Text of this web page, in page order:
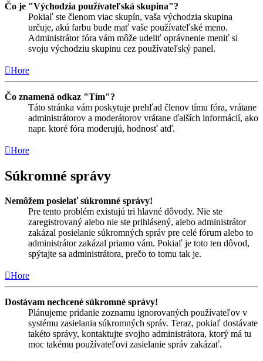
Čo je "Východzia používateľská skupina"?
Pokiaľ ste členom viac skupín, vaša východzia skupina
určuje, akú farbu bude mať vaše používateľské meno.
Administrátor fóra vám môže udeliť oprávnenie meniť si
svoju východziu skupinu cez používateľský panel.
Hore
Čo znamená odkaz "Tím"?
Táto stránka vám poskytuje prehľad členov tímu fóra, vrátane
administrátorov a moderátorov vrátane ďalších informácií, ako
napr. ktoré fóra moderujú, hodnosť atď.
Hore
Súkromné správy
Nemôžem posielať súkromné správy!
Pre tento problém existujú tri hlavné dôvody. Nie ste
zaregistrovaný alebo nie ste prihlásený, alebo administrátor
zakázal posielanie súkromných správ pre celé fórum alebo to
administrátor zakázal priamo vám. Pokiaľ je toto ten dôvod,
spýtajte sa administrátora, prečo to tomu tak je.
Hore
Dostávam nechcené súkromné správy!
Plánujeme pridanie zoznamu ignorovaných používateľov v
systému zasielania súkromných správ. Teraz, pokiaľ dostávate
takéto správy, kontaktujte svojho administrátora, ktorý má tu
moc takému používateľovi zasielanie správ zakázať.